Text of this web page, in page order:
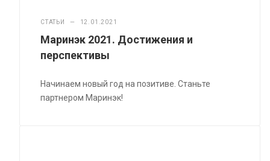
СТАТЬИ — 12.01.2021
Маринэк 2021. Достижения и
перспективы
Начинаем новый год на позитиве. Станьте
партнером Маринэк!